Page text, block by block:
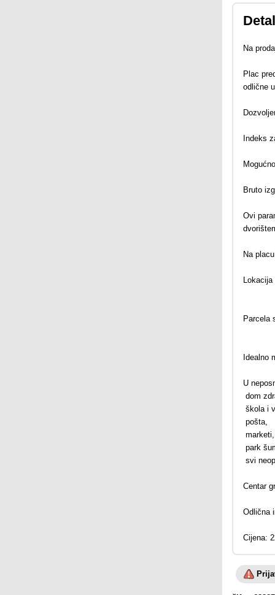
Na
Plac
odlične
Indeks
Bruto
Ovi
Na
Parcela
Idealno
U
dom
škola i
pošta,
marketi,
park
svi
Centar
Odlična
Cijena: